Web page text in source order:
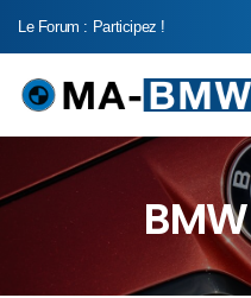
Le Forum : Participez !